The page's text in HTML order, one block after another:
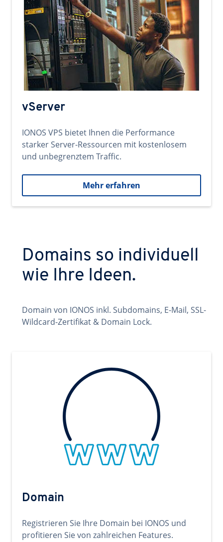
vServer
IONOS VPS bietet Ihnen die Performance
starker Server-Ressourcen mit kostenlosem
und unbegrenztem Traffic.
Mehr erfahren
Domains so individuell
wie Ihre Ideen.
Domain von IONOS inkl. Subdomains, E-Mail, SSL-
Wildcard-Zertifikat & Domain Lock.
Domain
Registrieren Sie Ihre Domain bei IONOS und
profitieren Sie von zahlreichen Features.